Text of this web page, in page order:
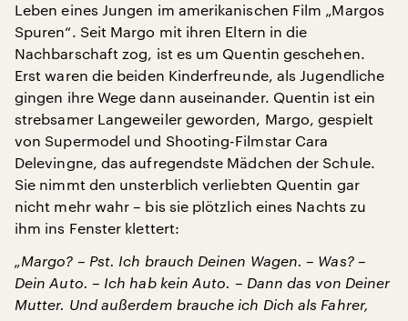
Leben eines Jungen im amerikanischen Film „Margos
Spuren“. Seit Margo mit ihren Eltern in die
Nachbarschaft zog, ist es um Quentin geschehen.
Erst waren die beiden Kinderfreunde, als Jugendliche
gingen ihre Wege dann auseinander. Quentin ist ein
strebsamer Langeweiler geworden, Margo, gespielt
von Supermodel und Shooting-Filmstar Cara
Delevingne, das aufregendste Mädchen der Schule.
Sie nimmt den unsterblich verliebten Quentin gar
nicht mehr wahr – bis sie plötzlich eines Nachts zu
ihm ins Fenster klettert:
„Margo? – Pst. Ich brauch Deinen Wagen. – Was? –
Dein Auto. – Ich hab kein Auto. – Dann das von Deiner
Mutter. Und außerdem brauche ich Dich als Fahrer,